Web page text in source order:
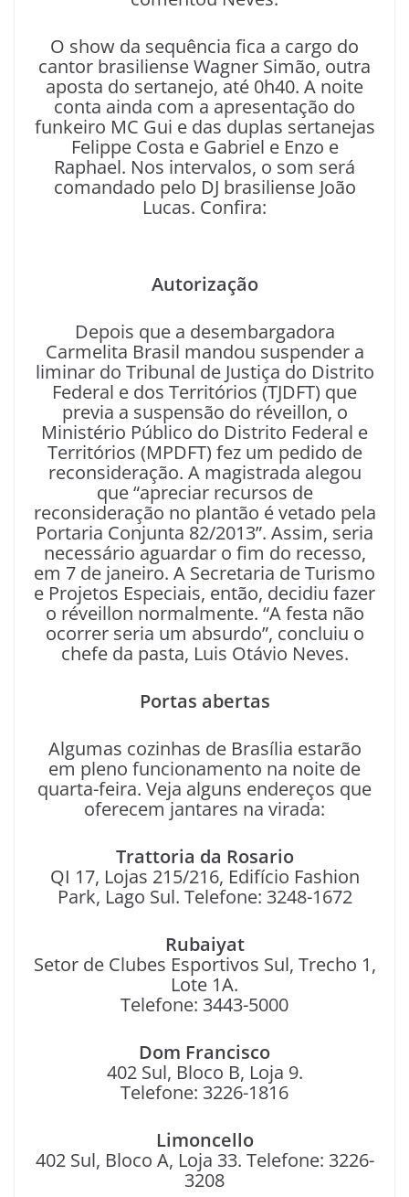
O show da sequência fica a cargo do
cantor brasiliense Wagner Simão, outra
aposta do sertanejo, até 0h40. A noite
conta ainda com a apresentação do
funkeiro MC Gui e das duplas sertanejas
Felippe Costa e Gabriel e Enzo e
Raphael. Nos intervalos, o som será
comandado pelo DJ brasiliense João
Lucas. Confira:
Autorização
Depois que a desembargadora
Carmelita Brasil mandou suspender a
liminar do Tribunal de Justiça do Distrito
Federal e dos Territórios (TJDFT) que
previa a suspensão do réveillon, o
Ministério Público do Distrito Federal e
Territórios (MPDFT) fez um pedido de
reconsideração. A magistrada alegou
que “apreciar recursos de
reconsideração no plantão é vetado pela
Portaria Conjunta 82/2013”. Assim, seria
necessário aguardar o fim do recesso,
em 7 de janeiro. A Secretaria de Turismo
e Projetos Especiais, então, decidiu fazer
o réveillon normalmente. “A festa não
ocorrer seria um absurdo”, concluiu o
chefe da pasta, Luis Otávio Neves.
Portas abertas
Algumas cozinhas de Brasília estarão
em pleno funcionamento na noite de
quarta-feira. Veja alguns endereços que
oferecem jantares na virada:
Trattoria da Rosario
QI 17, Lojas 215/216, Edifício Fashion
Park, Lago Sul. Telefone: 3248-1672
Rubaiyat
Setor de Clubes Esportivos Sul, Trecho 1,
Lote 1A.
Telefone: 3443-5000
Dom Francisco
402 Sul, Bloco B, Loja 9.
Telefone: 3226-1816
Limoncello
402 Sul, Bloco A, Loja 33. Telefone: 3226-
3208